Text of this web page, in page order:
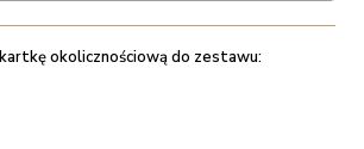
kartkę okolicznościową do zestawu: